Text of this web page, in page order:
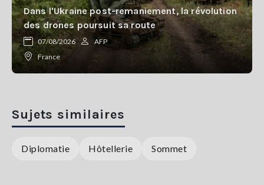
Dans l'Ukraine post-remaniement, la révolution
des drones poursuit sa route
07/08/2026
AFP
France
Sujets similaires
Diplomatie Hôtellerie Sommet